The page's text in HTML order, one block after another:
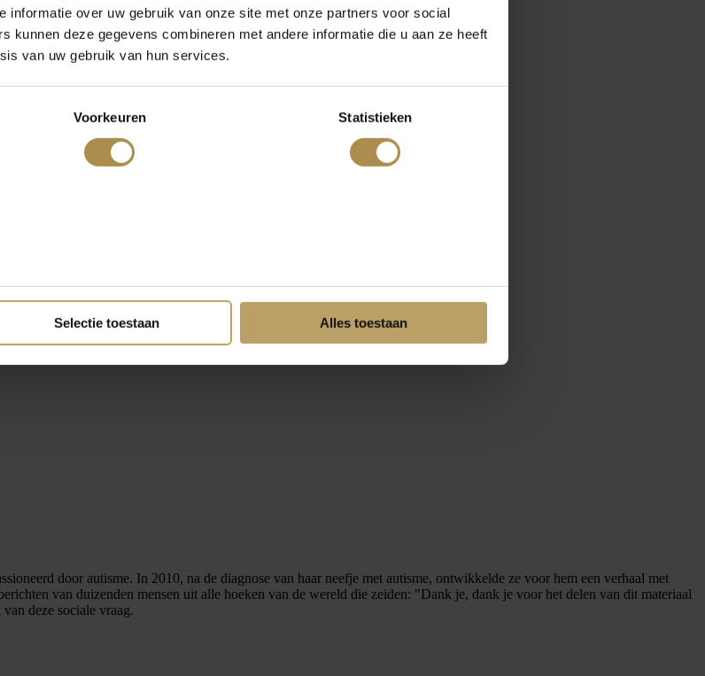
informatie over uw gebruik van onze site met onze partners voor social
kunnen deze gegevens combineren met andere informatie die u aan ze heeft
van uw gebruik van hun services.
Voorkeuren Statistieken
Selectie toestaan Alles toestaan
door autisme. In 2010, na de diagnose van haar neefje met autisme, ontwikkelde ze voor hem een verhaal met
van duizenden mensen uit alle hoeken van de wereld die zeiden: "Dank je, dank je voor het delen van dit materiaal
deze sociale vraag.